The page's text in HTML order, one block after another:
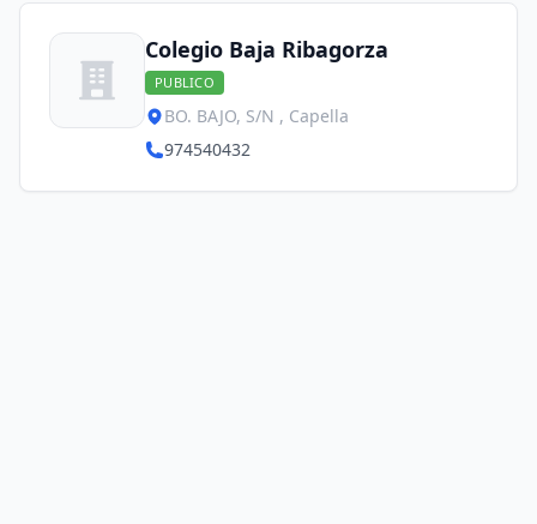
Colegio Baja Ribagorza
PUBLICO
BO. BAJO, S/N , Capella
974540432